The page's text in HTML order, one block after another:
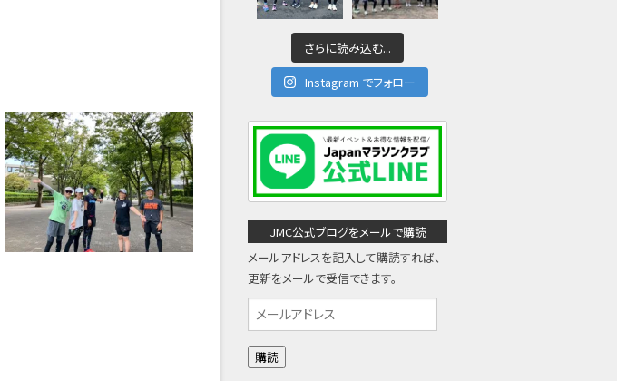
さらに読み込む...
Instagram でフォロー
JMC公式ブログをメールで購読
メールアドレスを記入して購読すれば、
更新をメールで受信できます。
ー
ル
ア